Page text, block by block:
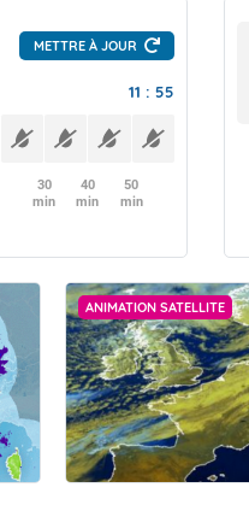
METTRE À JOUR
11 : 55
30
min
40
min
50
min
ANIMATION SATELLITE